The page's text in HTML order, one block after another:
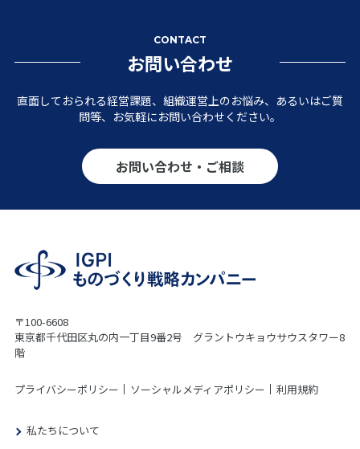
CONTACT
お問い合わせ
直面しておられる経営課題、組織運営上のお悩み、あるいはご質
問等、お気軽にお問い合わせください。
お問い合わせ・ご相談
〒100-6608
東京都千代田区丸の内一丁目9番2号 グラントウキョウサウスタワー8
階
プライバシーポリシー ソーシャルメディアポリシー 利用規約
私たちについて